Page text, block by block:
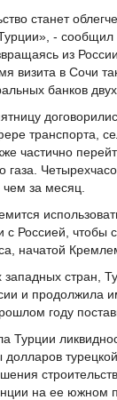
станет
-
из
визита в Сочи
банков
транспорта,
частично
газа.
чем за месяц.
с Россией, чтобы
начатой
западных стран,
и продолжила
году
Турции
на ее южном